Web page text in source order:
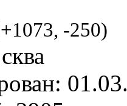
+1073, -250)